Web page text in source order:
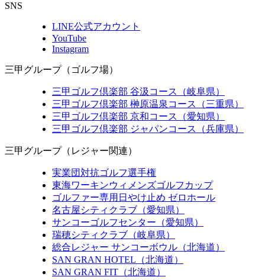
SNS
LINE公式アカウント
YouTube
Instagram
三甲グループ（ゴルフ場）
三甲ゴルフ倶楽部 谷汲コース（岐阜県）
三甲ゴルフ倶楽部 榊原温泉コース（三重県）
三甲ゴルフ倶楽部 京和コース（愛知県）
三甲ゴルフ倶楽部 ジャパンコース（兵庫県）
三甲グループ（レジャー関連）
実業団対抗ゴルフ選手権
東海ワーキンウィメンズゴルフカップ
ゴルファー専用日やけ止め ゼロホール
名古屋シティクラブ（愛知県）
サンコーゴルフセンター（愛知県）
瑞穂シティクラブ（岐阜県）
総合レジャー サンコーボウル（北海道）
SAN GRAN HOTEL（北海道）
SAN GRAN FIT（北海道）